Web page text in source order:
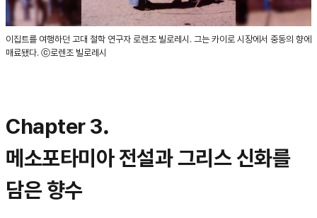
이집트를 여행하던 고대 철학 연구자 로렌조 빌로레시. 그는 카이로 시장에서 중동의 향에
매료됐다. ⓒ로렌조 빌로레시
Chapter 3.
메소포타미아 전설과 그리스 신화를
담은 향수